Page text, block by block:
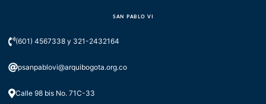
SAN PABLO VI
(601) 4567338 y 321-2432164
psanpablovi@arquibogota.org.co
Calle 98 bis No. 71C-33